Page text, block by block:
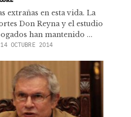
extrañas en esta vida. La
Don Reyna y el estudio
han mantenido ...
14 OCTUBRE 2014